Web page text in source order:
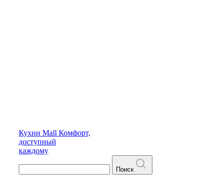
Кухни Mall Комфорт,
доступный
каждому
Поиск